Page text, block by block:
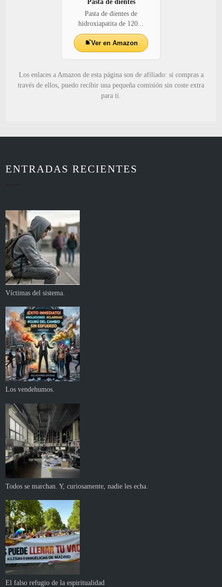
Pasta de dientes
Pasta de dientes de
hidroxiapatita de 120...
Ver en Amazon
Los enlaces a Amazon de esta página son de afiliado: si compras a
través de ellos, puedo recibir una pequeña comisión sin coste extra
para ti.
ENTRADAS RECIENTES
Víctimas del sistema.
Los vendehumos.
Todos se marchan. Y, curiosamente, nadie les echa.
El falso refugio de la espiritualidad